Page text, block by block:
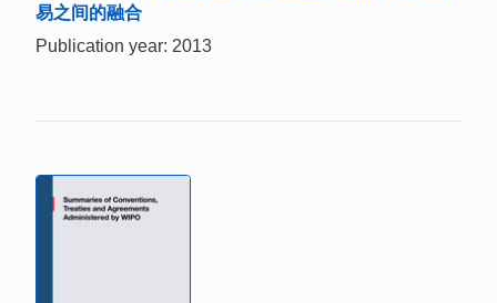
易之间的融合
Publication year: 2013